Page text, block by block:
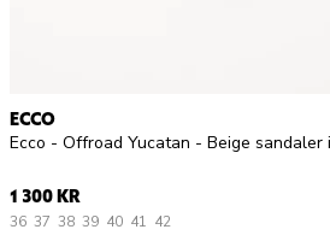
ECCO
1 300 KR
36 37 38 39 40 41 42